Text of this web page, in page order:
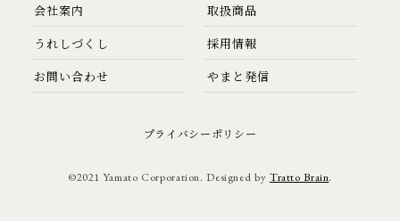
会社案内
取扱商品
うれしづくし
採用情報
お問い合わせ
やまと発信
プライバシーポリシー
©2021 Yamato Corporation. Designed by Tratto Brain.